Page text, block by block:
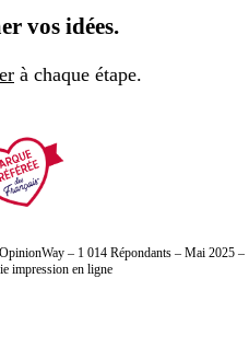
lavos idées.
à chaque étape.
– 1 014 Répondants – Mai 2025 –
impression en ligne